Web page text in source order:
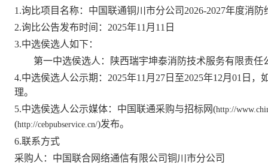
1.询比项目名称：中国联通铜川市分公司2026-2027年度消防
2.询比公告发布时间：2025年11月11日
3.中选侯选人如下：
第一中选侯选人：陕西瑞宇坤泰消防技术服务有限责任
4.中选侯选人公示期：2025年11月27日至2025年12月01日
理。
5.中选侯选人公示媒体：中国联通采购与招标网(http://
(http://cebpubservice.cn/)发布。
6.联系方式
采购人：中国联合网络通信有限公司铜川市分公司